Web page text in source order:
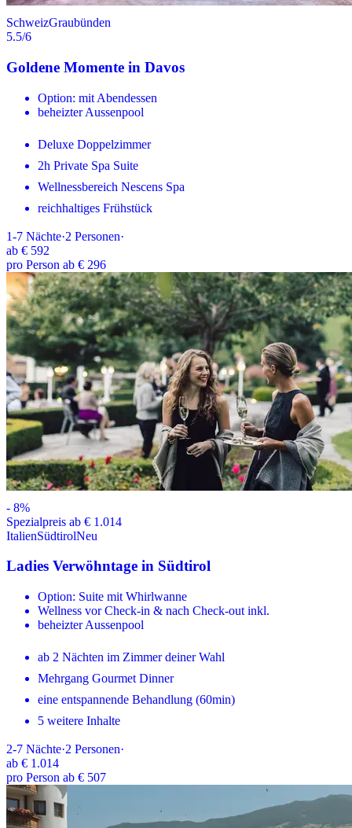
SchweizGraubünden
5.5/6
Goldene Momente in Davos
Option: mit Abendessen
beheizter Aussenpool
Deluxe Doppelzimmer
2h Private Spa Suite
Wellnessbereich Nescens Spa
reichhaltiges Frühstück
1-7 Nächte·2 Personen·
ab € 592
pro Person ab € 296
- 8%
Spezialpreis ab € 1.014
ItalienSüdtirolNeu
Ladies Verwöhntage in Südtirol
Option: Suite mit Whirlwanne
Wellness vor Check-in & nach Check-out inkl.
beheizter Aussenpool
ab 2 Nächten im Zimmer deiner Wahl
Mehrgang Gourmet Dinner
eine entspannende Behandlung (60min)
5 weitere Inhalte
2-7 Nächte·2 Personen·
ab € 1.014
pro Person ab € 507